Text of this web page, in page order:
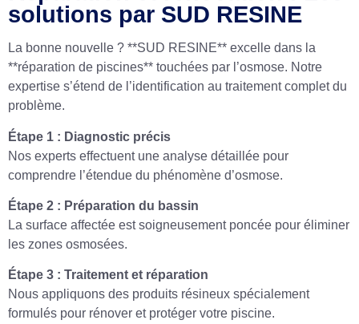
solutions par SUD RESINE
La bonne nouvelle ? **SUD RESINE** excelle dans la
**réparation de piscines** touchées par l’osmose. Notre
expertise s’étend de l’identification au traitement complet du
problème.
Étape 1 : Diagnostic précis
Nos experts effectuent une analyse détaillée pour
comprendre l’étendue du phénomène d’osmose.
Étape 2 : Préparation du bassin
La surface affectée est soigneusement poncée pour éliminer
les zones osmosées.
Étape 3 : Traitement et réparation
Nous appliquons des produits résineux spécialement
formulés pour rénover et protéger votre piscine.